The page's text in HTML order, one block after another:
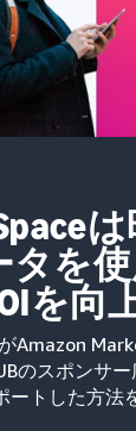
タを
を向
Amazon
のスポンサ
ートした方法